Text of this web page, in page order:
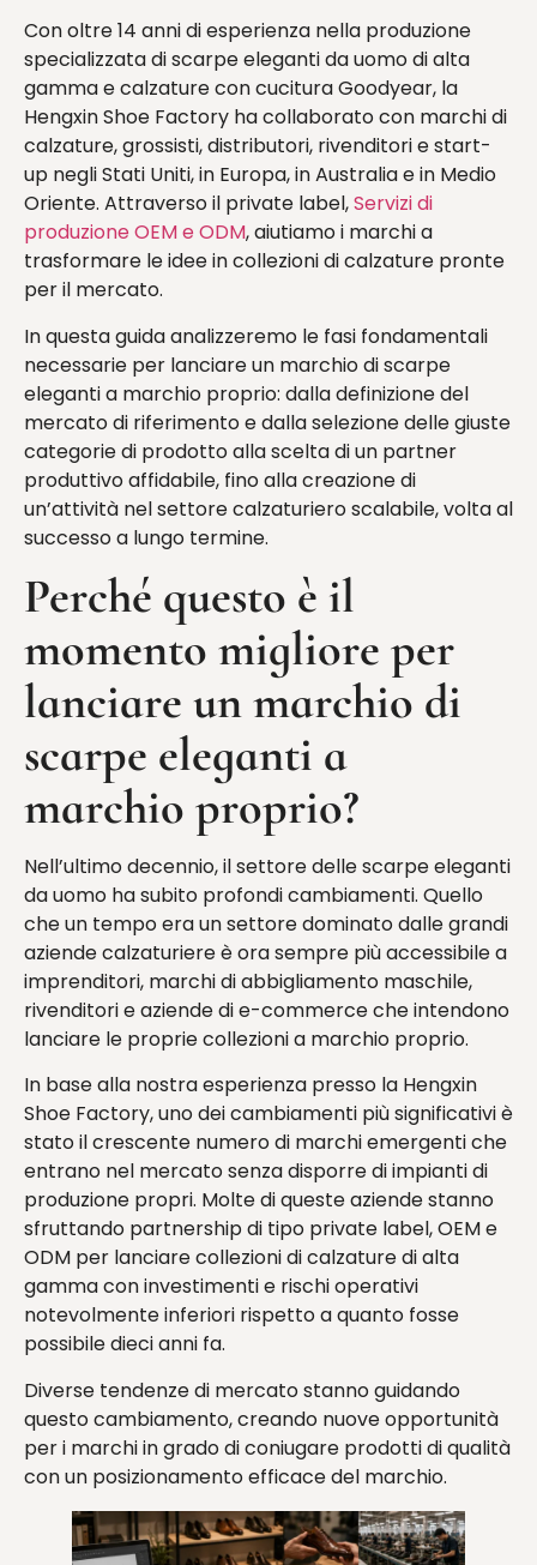
Con oltre 14 anni di esperienza nella produzione
specializzata di scarpe eleganti da uomo di alta
gamma e calzature con cucitura Goodyear, la
Hengxin Shoe Factory ha collaborato con marchi di
calzature, grossisti, distributori, rivenditori e start-
up negli Stati Uniti, in Europa, in Australia e in Medio
Oriente. Attraverso il private label,Servizi di
produzione OEM e ODM, aiutiamo i marchi a
trasformare le idee in collezioni di calzature pronte
per il mercato.
In questa guida analizzeremo le fasi fondamentali
necessarie per lanciare un marchio di scarpe
eleganti a marchio proprio: dalla definizione del
mercato di riferimento e dalla selezione delle giuste
categorie di prodotto alla scelta di un partner
produttivo affidabile, fino alla creazione di
un’attività nel settore calzaturiero scalabile, volta al
successo a lungo termine.
Perché questo è il
momento migliore per
lanciare un marchio di
scarpe eleganti a
marchio proprio?
Nell’ultimo decennio, il settore delle scarpe eleganti
da uomo ha subito profondi cambiamenti. Quello
che un tempo era un settore dominato dalle grandi
aziende calzaturiere è ora sempre più accessibile a
imprenditori, marchi di abbigliamento maschile,
rivenditori e aziende di e-commerce che intendono
lanciare le proprie collezioni a marchio proprio.
In base alla nostra esperienza presso la Hengxin
Shoe Factory, uno dei cambiamenti più significativi è
stato il crescente numero di marchi emergenti che
entrano nel mercato senza disporre di impianti di
produzione propri. Molte di queste aziende stanno
sfruttando partnership di tipo private label, OEM e
ODM per lanciare collezioni di calzature di alta
gamma con investimenti e rischi operativi
notevolmente inferiori rispetto a quanto fosse
possibile dieci anni fa.
Diverse tendenze di mercato stanno guidando
questo cambiamento, creando nuove opportunità
per i marchi in grado di coniugare prodotti di qualità
con un posizionamento efficace del marchio.